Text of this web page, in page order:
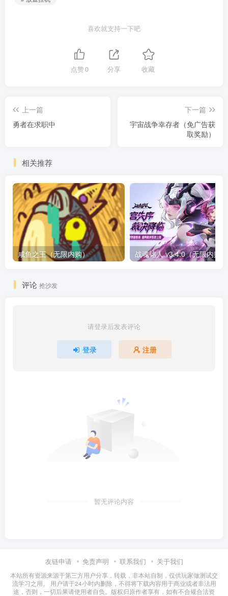
喜欢就支持一下吧
点赞0 分享 收藏
上一篇
勇者在求职中
下一篇
宇宙战争幸存者（免广告获
取奖励）
相关推荐
咸鱼之王（无限内购）
评论 抢沙发
请登录后发表评论
登录 注册
暂无评论内容
友链申请 免责声明 联系我们 关于我们
本站所有资源来源于第三方用户分享，转载，非本站自制，仅供玩家做测试交
流学习之用。 用户请于24小时内删除，不得将下载内容用于商业或者非法用
途，否则，一切后果请使用者自负。版权归原作者享有，如有不合规合法资